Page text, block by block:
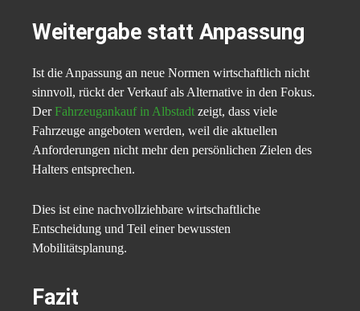
Weitergabe statt Anpassung
Ist die Anpassung an neue Normen wirtschaftlich nicht
sinnvoll, rückt der Verkauf als Alternative in den Fokus.
DerFahrzeugankauf in Albstadt zeigt, dass viele
Fahrzeuge angeboten werden, weil die aktuellen
Anforderungen nicht mehr den persönlichen Zielen des
Halters entsprechen.
Dies ist eine nachvollziehbare wirtschaftliche
Entscheidung und Teil einer bewussten
Mobilitätsplanung.
Fazit